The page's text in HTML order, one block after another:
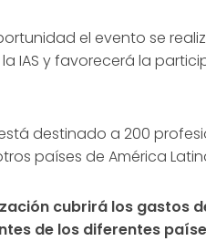
el evento se
la IAS y favorecerá la
destinado a 200
países de América
cubrirá los gastos
de los diferentes